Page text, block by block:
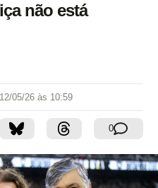
não está
12/05/26 às 10:59
0